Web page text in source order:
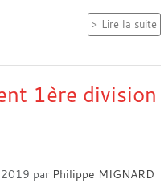
Lire la suite
1ère division
par Philippe MIGNARD